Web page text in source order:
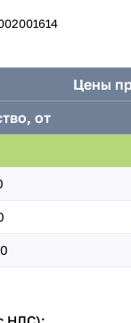
Цены
от